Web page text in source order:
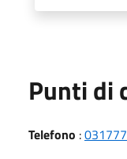
Punti di
Telefono :